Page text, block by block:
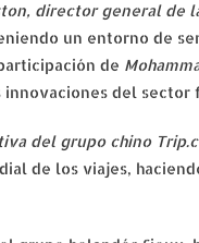
director general de
un entorno de
de
del sector
del grupo chino
de los viajes,